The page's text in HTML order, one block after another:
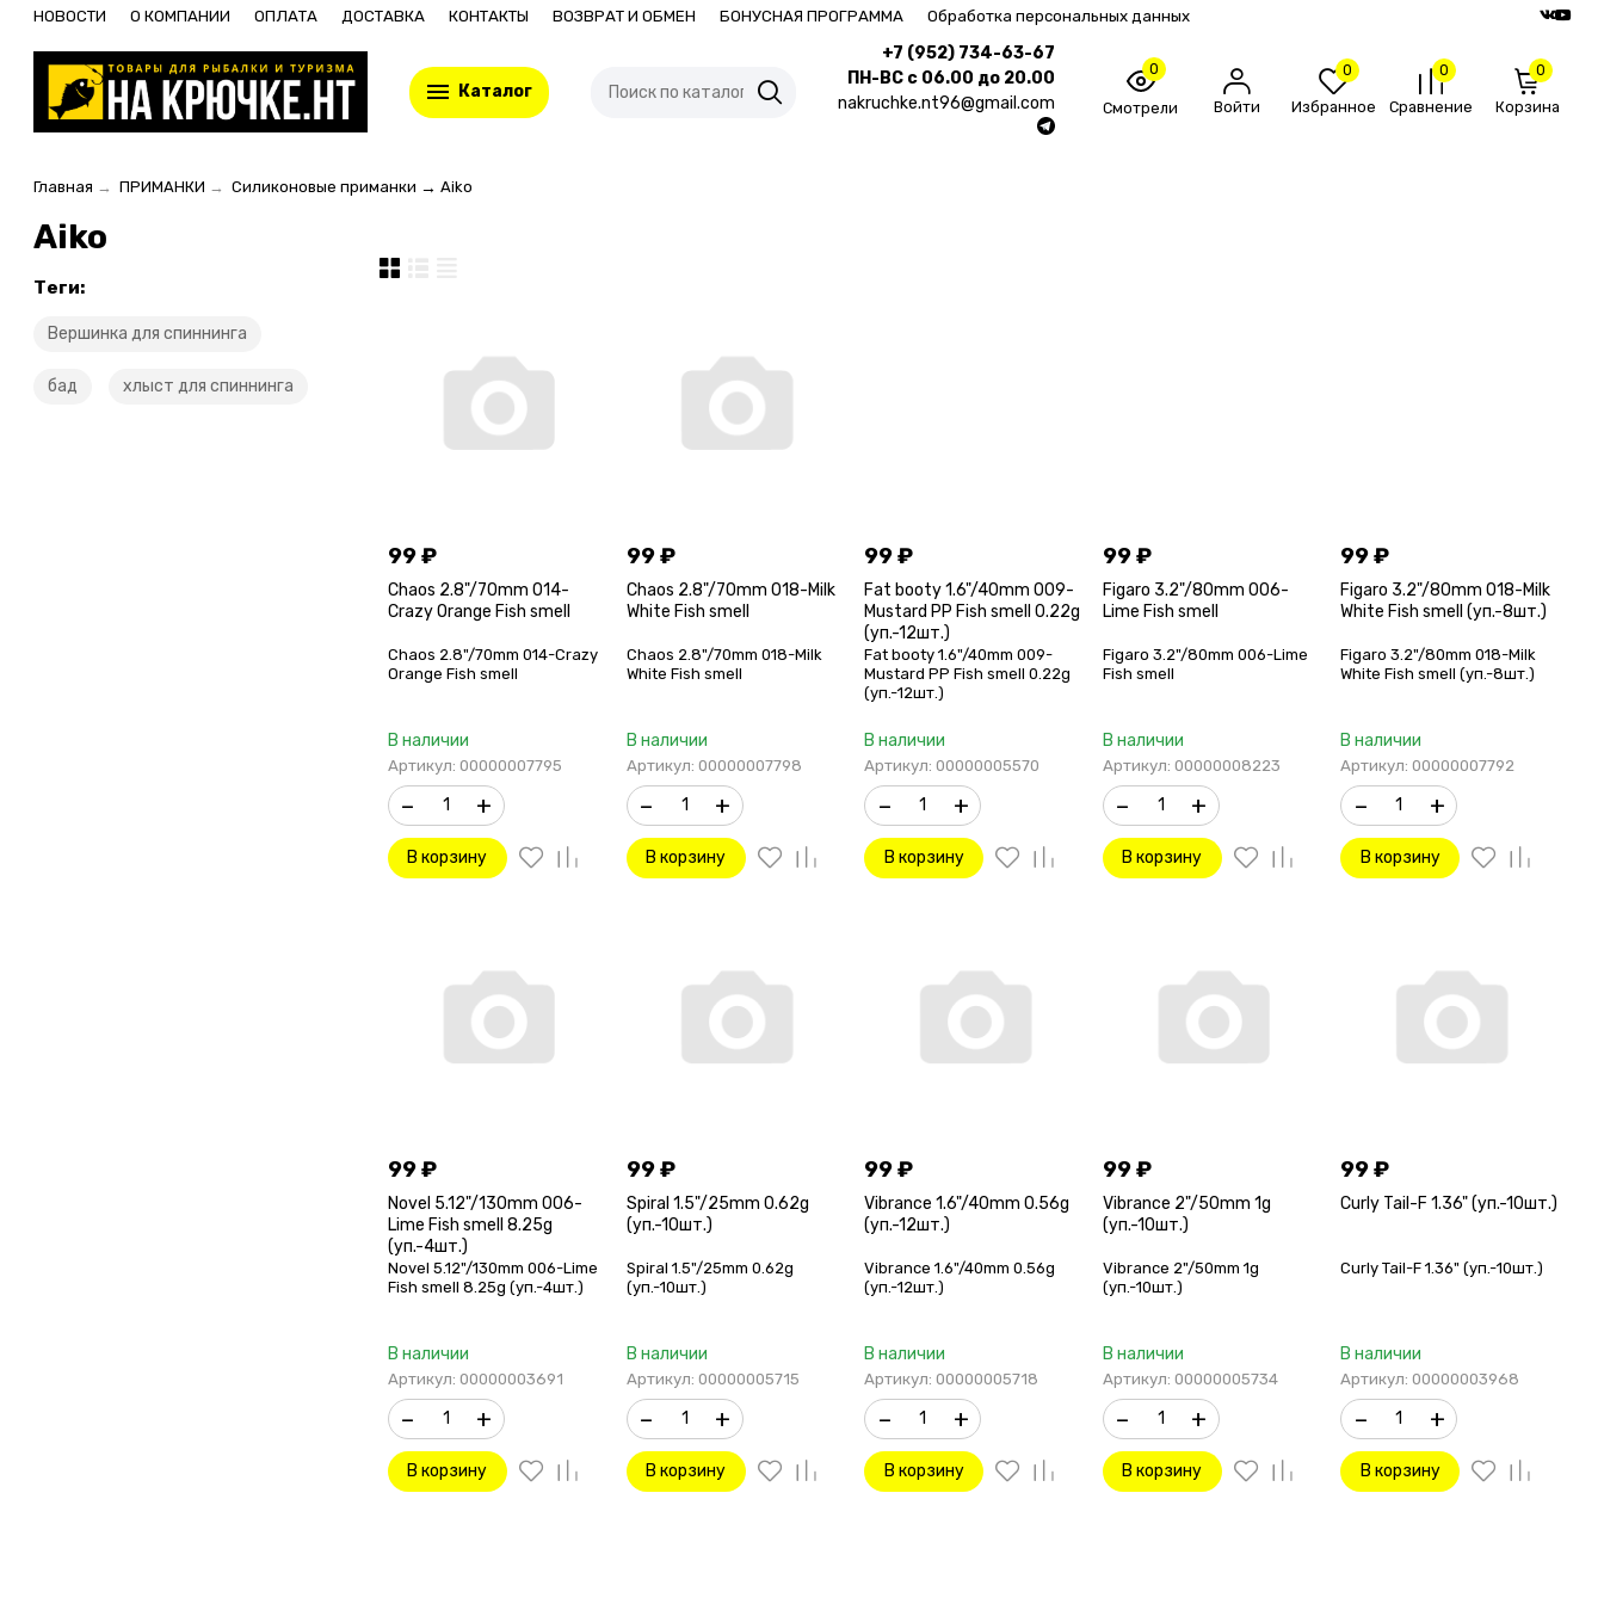
НОВОСТИ О КОМПАНИИ ОПЛАТА ДОСТАВКА КОНТАКТЫ ВОЗВРАТ И ОБМЕН БОНУСНАЯ ПРОГРАММА Обработка персональных данных
Каталог
+7 (952) 734-63-67
ПН-ВС с 06.00 до 20.00
nakruchke.nt96@gmail.com
0
Смотрели Войти
0
Избранное
0
Сравнение
0
Корзина
Главная → ПРИМАНКИ → Силиконовые приманки → Aiko
Aiko
Теги:
Вершинка для спиннинга
бад хлыст для спиннинга
99₽
Chaos 2.8"/70mm 014-
Crazy Orange Fish smell
Chaos 2.8"/70mm 014-Crazy
Orange Fish smell
В наличии
Артикул: 00000007795
– +
В корзину
99₽
Chaos 2.8"/70mm 018-Milk
White Fish smell
Chaos 2.8"/70mm 018-Milk
White Fish smell
В наличии
Артикул: 00000007798
– +
В корзину
99₽
Fat booty 1.6"/40mm 009-
Mustard PP Fish smell 0.22g
(уп.-12шт.)
Fat booty 1.6"/40mm 009-
Mustard PP Fish smell 0.22g
(уп.-12шт.)
В наличии
Артикул: 00000005570
– +
В корзину
99₽
Figaro 3.2"/80mm 006-
Lime Fish smell
Figaro 3.2"/80mm 006-Lime
Fish smell
В наличии
Артикул: 00000008223
– +
В корзину
99₽
Figaro 3.2"/80mm 018-Milk
White Fish smell (уп.-8шт.)
Figaro 3.2"/80mm 018-Milk
White Fish smell (уп.-8шт.)
В наличии
Артикул: 00000007792
– +
В корзину
99₽
Novel 5.12"/130mm 006-
Lime Fish smell 8.25g
(уп.-4шт.)
Novel 5.12"/130mm 006-Lime
Fish smell 8.25g (уп.-4шт.)
В наличии
Артикул: 00000003691
– +
В корзину
99₽
Spiral 1.5"/25mm 0.62g
(уп.-10шт.)
Spiral 1.5"/25mm 0.62g
(уп.-10шт.)
В наличии
Артикул: 00000005715
– +
В корзину
99₽
Vibrance 1.6"/40mm 0.56g
(уп.-12шт.)
Vibrance 1.6"/40mm 0.56g
(уп.-12шт.)
В наличии
Артикул: 00000005718
– +
В корзину
99₽
Vibrance 2"/50mm 1g
(уп.-10шт.)
Vibrance 2"/50mm 1g
(уп.-10шт.)
В наличии
Артикул: 00000005734
– +
В корзину
99₽
Curly Tail-F 1.36" (уп.-10шт.)
Curly Tail-F 1.36" (уп.-10шт.)
В наличии
Артикул: 00000003968
– +
В корзину